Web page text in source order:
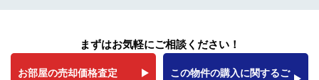
まずはお気軽にご相談ください！
お部屋の売却価格査定
この物件の購入に関するご